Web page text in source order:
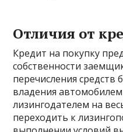
Отличия от
Кредит на покупку
собственности
перечисления средств
владения
лизингодателем на
переходить к